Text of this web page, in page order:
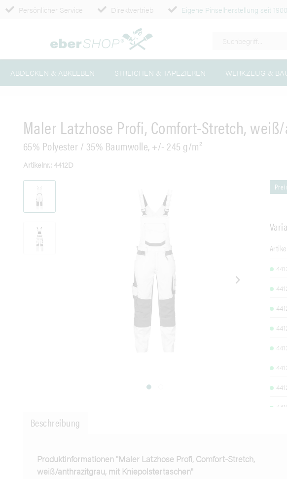
Persönlicher Service Direktvertrieb Eigene Pinselherstellung seit 1900
ABDECKEN & ABKLEBEN STREICHEN & TAPEZIEREN WERKZEUG &
Maler Latzhose Profi, Comfort-Stretch,
65% Polyester / 35% Baumwolle, +/- 245 g/m²
Artikelnr.: 4412D
Beschreibung
Produktinformationen "Maler Latzhose Profi, Comfort-Stretch,
weiß/anthrazitgrau, mit Kniepolstertaschen"